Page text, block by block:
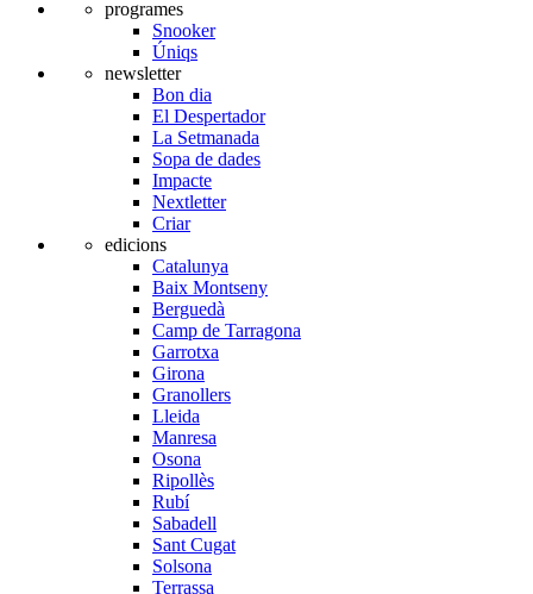
programes
Snooker
Úniqs
newsletter
Bon dia
El Despertador
La Setmanada
Sopa de dades
Impacte
Nextletter
Criar
edicions
Catalunya
Baix Montseny
Berguedà
Camp de Tarragona
Garrotxa
Girona
Granollers
Lleida
Manresa
Osona
Ripollès
Rubí
Sabadell
Sant Cugat
Solsona
Terrassa